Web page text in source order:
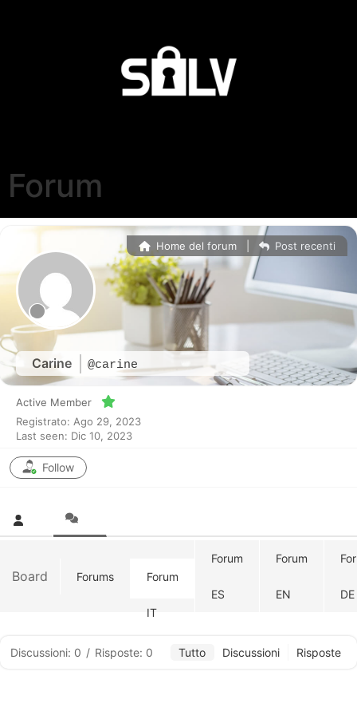
Forum
Carine @carine
Home del forum Post recenti
Active Member
Registrato: Ago 29, 2023
Last seen: Dic 10, 2023
Follow
Board Forums Forum
IT
Forum
ES
Forum
EN DE
Discussioni: 0 / Risposte: 0 Tutto Discussioni Risposte